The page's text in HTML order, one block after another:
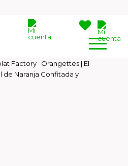
Factory · Orangettes | El
Naranja Confitada y